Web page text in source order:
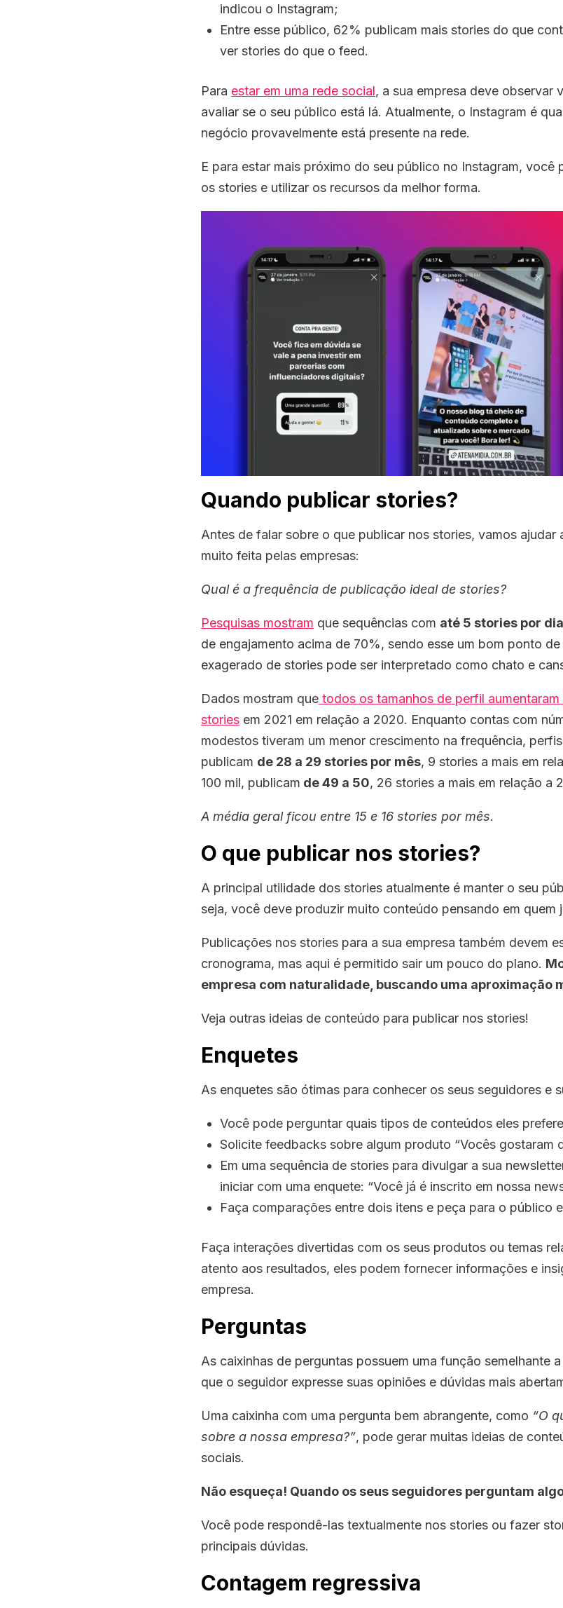
indicou o Instagram;
Entre esse público, 62% publicam mais stories do que
ver stories do que o feed.
Para estar em uma rede social, a sua empresa deve observar
avaliar se o seu público está lá. Atualmente, o Instagram é
negócio provavelmente está presente na rede.
E para estar mais próximo do seu público no Instagram,
os stories e utilizar os recursos da melhor forma.
Quando publicar stories?
Antes de falar sobre o que publicar nos stories, vamos ajudar
muito feita pelas empresas:
Qual é a frequência de publicação ideal de stories?
Pesquisas mostram que sequências com até 5 stories por dia
de engajamento acima de 70%, sendo esse um bom ponto
exagerado de stories pode ser interpretado como chato e
Dados mostram que todos os tamanhos de perfil
stories em 2021 em relação a 2020. Enquanto contas com
modestos tiveram um menor crescimento na frequência,
publicam de 28 a 29 stories por mês, 9 stories a mais em
100 mil, publicam de 49 a 50, 26 stories a mais em relação a
A média geral ficou entre 15 e 16 stories por mês.
O que publicar nos stories?
A principal utilidade dos stories atualmente é manter o seu
seja, você deve produzir muito conteúdo pensando em quem
Publicações nos stories para a sua empresa também devem
cronograma, mas aqui é permitido sair um pouco do plano.
empresa com naturalidade, buscando uma aproximação
Veja outras ideias de conteúdo para publicar nos stories!
Enquetes
As enquetes são ótimas para conhecer os seus seguidores e
Você pode perguntar quais tipos de conteúdos eles
Solicite feedbacks sobre algum produto “Vocês gostaram
Em uma sequência de stories para divulgar a sua
iniciar com uma enquete: “Você já é inscrito em nossa
Faça comparações entre dois itens e peça para o público
Faça interações divertidas com os seus produtos ou temas
atento aos resultados, eles podem fornecer informações e
empresa.
Perguntas
As caixinhas de perguntas possuem uma função semelhante
que o seguidor expresse suas opiniões e dúvidas mais
Uma caixinha com uma pergunta bem abrangente, como “O
sobre a nossa empresa?”, pode gerar muitas ideias de
sociais.
Não esqueça! Quando os seus seguidores perguntam
Você pode respondê-las textualmente nos stories ou fazer
principais dúvidas.
Contagem regressiva